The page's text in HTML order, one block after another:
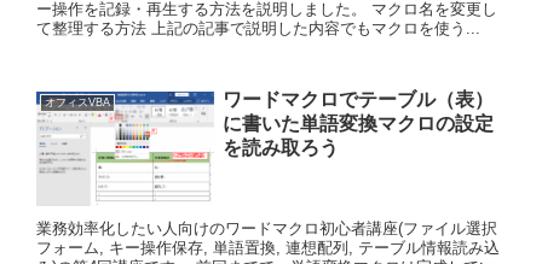
ー操作を記録・再生する方法を説明しました。 マクロ名を変更し
て整理する方法 上記の記事で説明した内容でもマクロを使う...
オフィスVBA
ワードマクロでテーブル（表）
に書いた単語変換マクロの設定
を読み取ろう
業務効率化したい人向けのワードマクロ初心者講座(ファイル選択
フォーム, キー操作保存, 単語置換, 連想配列, テーブル情報読み込